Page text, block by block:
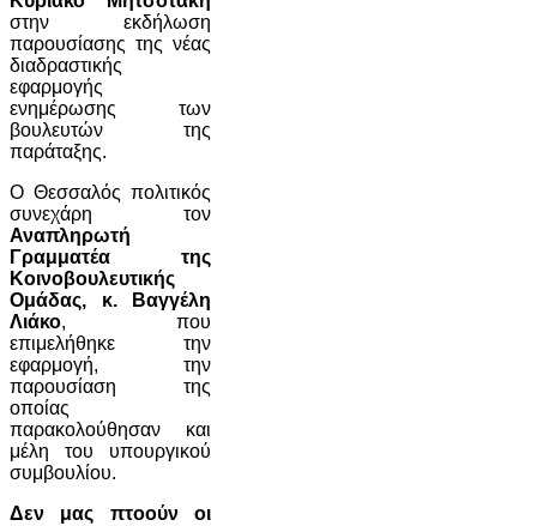
στην εκδήλωση
παρουσίασης της νέας
διαδραστικής
εφαρμογής
ενημέρωσης των
βουλευτών της
παράταξης.
Ο Θεσσαλός πολιτικός
συνεχάρη τον
Αναπληρωτή
Γραμματέα της
Κοινοβουλευτικής
Ομάδας, κ. Βαγγέλη
Λιάκο, που
επιμελήθηκε την
εφαρμογή, την
παρουσίαση της
οποίας
παρακολούθησαν και
μέλη του υπουργικού
συμβουλίου.
Δεν μας πτοούν οι